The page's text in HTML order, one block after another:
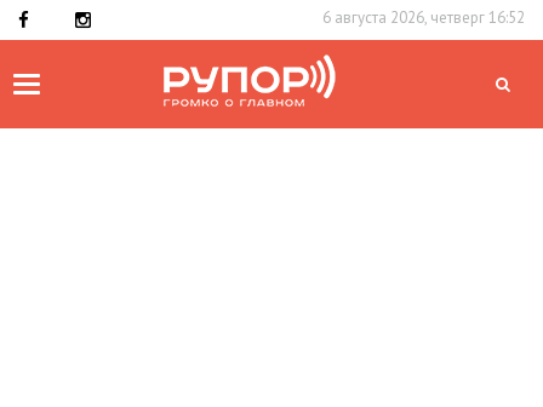
6 августа 2026, четверг 16:52
Toggle